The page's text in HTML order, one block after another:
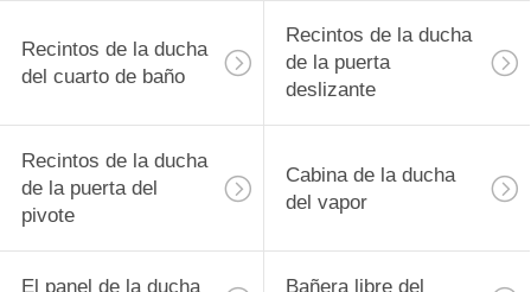
Recintos de la ducha
del cuarto de baño
Recintos de la ducha
de la puerta
deslizante
Recintos de la ducha
de la puerta del
pivote
Cabina de la ducha
del vapor
El panel de la ducha Bañera libre del